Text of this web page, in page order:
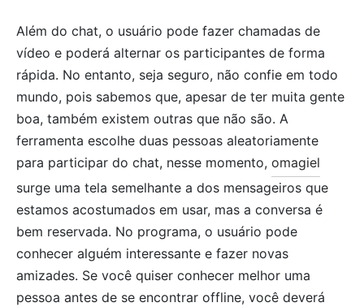
Além do chat, o usuário pode fazer chamadas de
vídeo e poderá alternar os participantes de forma
rápida. No entanto, seja seguro, não confie em todo
mundo, pois sabemos que, apesar de ter muita gente
boa, também existem outras que não são. A
ferramenta escolhe duas pessoas aleatoriamente
para participar do chat, nesse momento, omagiel
surge uma tela semelhante a dos mensageiros que
estamos acostumados em usar, mas a conversa é
bem reservada. No programa, o usuário pode
conhecer alguém interessante e fazer novas
amizades. Se você quiser conhecer melhor uma
pessoa antes de se encontrar offline, você deverá